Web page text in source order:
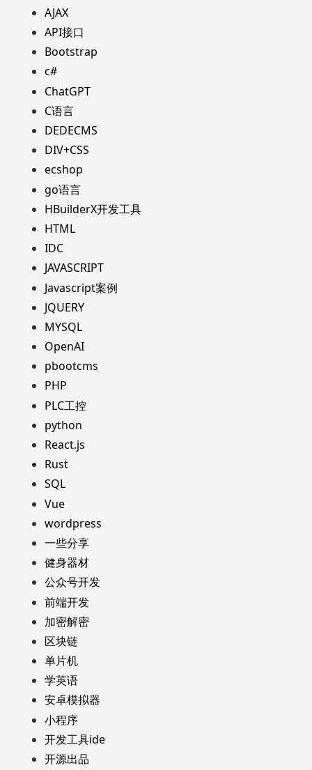
AJAX
API接口
Bootstrap
c#
ChatGPT
C语言
DEDECMS
DIV+CSS
ecshop
go语言
HBuilderX开发工具
HTML
IDC
JAVASCRIPT
Javascript案例
JQUERY
MYSQL
OpenAI
pbootcms
PHP
PLC工控
python
React.js
Rust
SQL
Vue
wordpress
一些分享
健身器材
公众号开发
前端开发
加密解密
区块链
单片机
学英语
安卓模拟器
小程序
开发工具ide
开源出品